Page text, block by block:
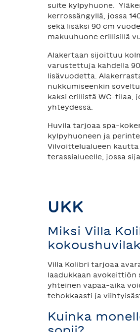
suite kylpyhuone.
kerrossängyllä, jossa
sekä lisäksi 90 cm
makuuhuone erillisillä
Alakertaan sijoittuu
varustettuja kahdella
lisävuodetta.
nukkumiseenkin
kaksi erillistä WC-tilaa,
yhteydessä.
Huvila tarjoaa spa-
kylpyhuoneen ja
Vilvoittelualueen
terassialueelle, jossa
UKK
Miksi Villa
Villa Kolibri tarjoaa
laadukkaan avokeittiön
yhteinen vapaa-aika
tehokkaasti ja
Kuinka